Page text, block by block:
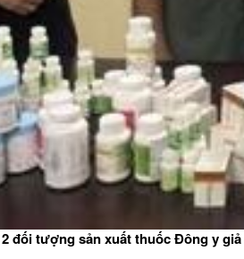
đối tượng sản xuất thuốc Đông y giả